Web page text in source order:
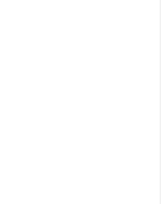
12 давхар
карказ,
дууслаа
тэдгээртэй
бүхий
засаг
дунджаар 3